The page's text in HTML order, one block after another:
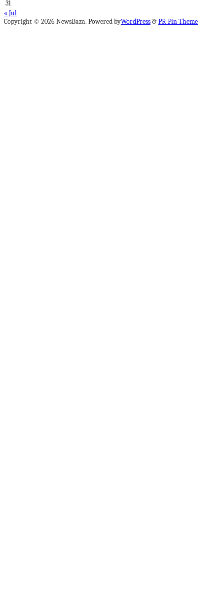
31
« Jul
Copyright © 2026 NewsBaza. Powered byWordPress&PR Pin Theme